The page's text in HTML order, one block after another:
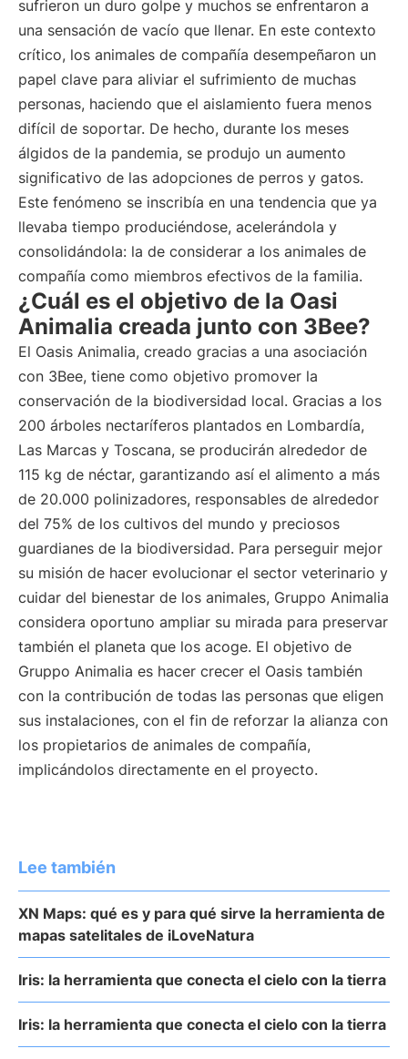
sufrieron un duro golpe y muchos se enfrentaron a
una sensación de vacío que llenar. En este contexto
crítico, los animales de compañía desempeñaron un
papel clave para aliviar el sufrimiento de muchas
personas, haciendo que el aislamiento fuera menos
difícil de soportar. De hecho, durante los meses
álgidos de la pandemia, se produjo un aumento
significativo de las adopciones de perros y gatos.
Este fenómeno se inscribía en una tendencia que ya
llevaba tiempo produciéndose, acelerándola y
consolidándola: la de considerar a los animales de
compañía como miembros efectivos de la familia.
¿Cuál es el objetivo de la Oasi
Animalia creada junto con 3Bee?
El Oasis Animalia, creado gracias a una asociación
con 3Bee, tiene como objetivo promover la
conservación de la biodiversidad local. Gracias a los
200 árboles nectaríferos plantados en Lombardía,
Las Marcas y Toscana, se producirán alrededor de
115 kg de néctar, garantizando así el alimento a más
de 20.000 polinizadores, responsables de alrededor
del 75% de los cultivos del mundo y preciosos
guardianes de la biodiversidad. Para perseguir mejor
su misión de hacer evolucionar el sector veterinario y
cuidar del bienestar de los animales, Gruppo Animalia
considera oportuno ampliar su mirada para preservar
también el planeta que los acoge. El objetivo de
Gruppo Animalia es hacer crecer el Oasis también
con la contribución de todas las personas que eligen
sus instalaciones, con el fin de reforzar la alianza con
los propietarios de animales de compañía,
implicándolos directamente en el proyecto.
Lee también
XN Maps: qué es y para qué sirve la herramienta de
mapas satelitales de iLoveNatura
Iris: la herramienta que conecta el cielo con la tierra
Iris: la herramienta que conecta el cielo con la tierra